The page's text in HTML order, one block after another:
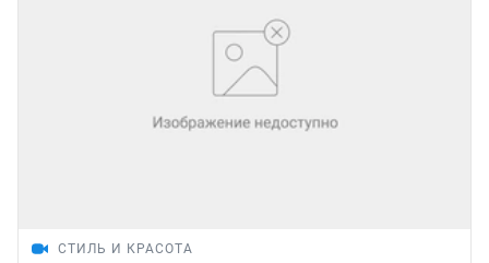
СТИЛЬ И КРАСОТА